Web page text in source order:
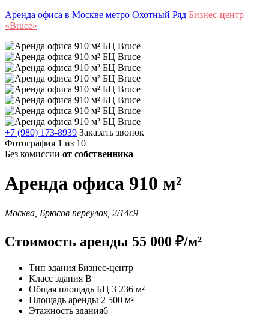
Аренда офиса в Москве метро Охотный Ряд Бизнес-центр
«Bruce»
+7 (980) 173-8939 Заказать звонок
Фотография 1 из 10
Без комиссии от собственника
Аренда офиса 910 м²
Москва, Брюсов переулок, 2/14с9
Стоимость аренды 55 000 ₽/м²
Тип здания Бизнес-центр
Класс здания B
Общая площадь БЦ 3 236 м²
Площадь аренды 2 500 м²
Этажность здания6